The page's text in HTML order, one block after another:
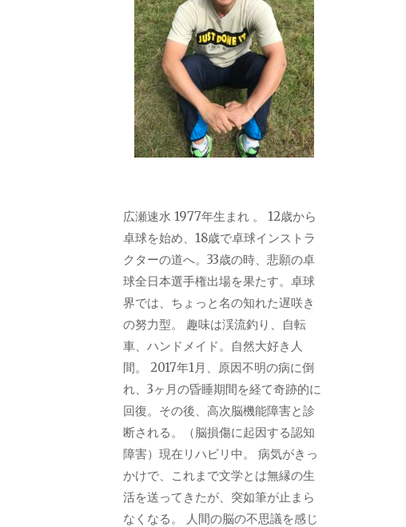
広瀬速水 1977年生まれ 。 12歳から
卓球を始め、18歳で卓球インストラ
クターの道へ。33歳の時、悲願の卓
球全日本選手権出場を果たす。卓球
界では、ちょっと名の知れた遅咲き
の努力型。 趣味は渓流釣り、自転
車、ハンドメイド。自然大好き人
間。 2017年1月、原因不明の病に倒
れ、3ヶ月の昏睡期間を経て奇跡的に
回復。その後、高次脳機能障害と診
断される。（脳損傷に起因する認知
障害）現在リハビリ中。 病気がきっ
かけで、これまで文学とは無縁の生
活を送ってきたが、突如筆が止まら
なくなる。 人間の脳の不思議を感じ